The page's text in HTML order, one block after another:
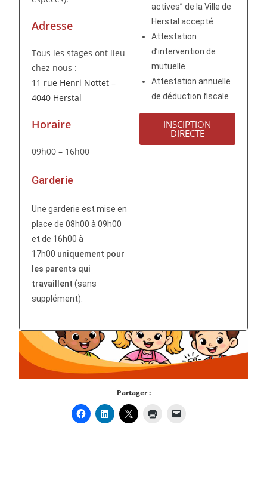
Adresse
Tous les stages ont lieu
chez nous :
11 rue Henri Nottet –
4040 Herstal
Horaire
09h00 – 16h00
Garderie
Une garderie est mise en
place de 08h00 à 09h00
et de 16h00 à
17h00 uniquement pour
les parents qui
travaillent (sans
supplément).
actives” de la Ville de
Herstal accepté
Attestation
d’intervention de
mutuelle
Attestation annuelle
de déduction fiscale
INSCIPTION
DIRECTE
Partager :